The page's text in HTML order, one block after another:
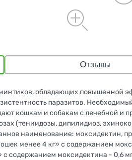
Отзывы
обладающих повышенной
паразитов.
кошкам и собакам с лечебной и
(тениидозы, дипилидиоз,
наименование: моксидектин,
менее 4 кг» с содержанием
с содержанием моксидектина - 0,6